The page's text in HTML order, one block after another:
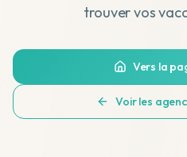
trouver vos
Vers la
Voir les